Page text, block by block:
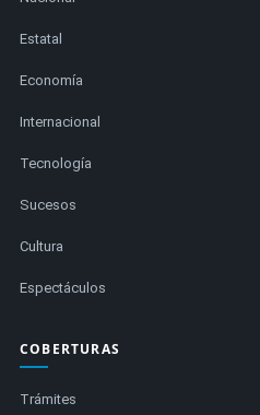
Estatal
Economía
Internacional
Tecnología
Sucesos
Cultura
Espectáculos
COBERTURAS
Trámites